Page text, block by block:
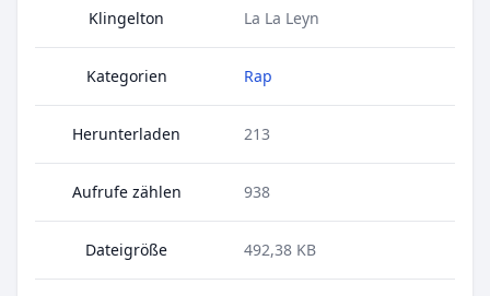
Klingelton La La Leyn
Kategorien Rap
Herunterladen 213
Aufrufe zählen 938
Dateigröße 492,38 KB